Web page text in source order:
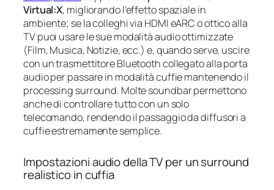
Virtual:X, migliorando l’effetto spaziale in
ambiente; se la colleghi via HDMI eARC o ottico alla
TV puoi usare le sue modalità audio ottimizzate
(Film, Musica, Notizie, ecc.) e, quando serve, uscire
con un trasmettitore Bluetooth collegato alla porta
audio per passare in modalità cuffie mantenendo il
processing surround. Molte soundbar permettono
anche di controllare tutto con un solo
telecomando, rendendo il passaggio da diffusori a
cuffie estremamente semplice.
Impostazioni audio della TV per un surround
realistico in cuffia